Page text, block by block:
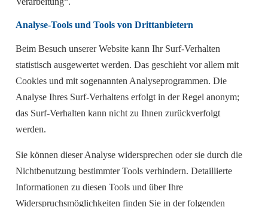
Analyse-Tools und Tools von Drittanbietern
Beim Besuch unserer Website kann Ihr Surf-Verhalten
statistisch ausgewertet werden. Das geschieht vor allem mit
Cookies und mit sogenannten Analyseprogrammen. Die
Analyse Ihres Surf-Verhaltens erfolgt in der Regel anonym;
das Surf-Verhalten kann nicht zu Ihnen zurückverfolgt
werden.
Sie können dieser Analyse widersprechen oder sie durch die
Nichtbenutzung bestimmter Tools verhindern. Detaillierte
Informationen zu diesen Tools und über Ihre
Widerspruchsmöglichkeiten finden Sie in der folgenden